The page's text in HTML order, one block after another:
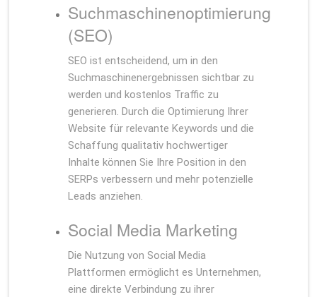
Suchmaschinenoptimierung
(SEO)
SEO ist entscheidend, um in den
Suchmaschinenergebnissen sichtbar zu
werden und kostenlos Traffic zu
generieren. Durch die Optimierung Ihrer
Website für relevante Keywords und die
Schaffung qualitativ hochwertiger
Inhalte können Sie Ihre Position in den
SERPs verbessern und mehr potenzielle
Leads anziehen.
Social Media Marketing
Die Nutzung von Social Media
Plattformen ermöglicht es Unternehmen,
eine direkte Verbindung zu ihrer